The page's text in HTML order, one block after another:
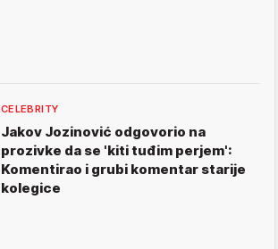
CELEBRITY
Jakov Jozinović odgovorio na
prozivke da se 'kiti tuđim perjem':
Komentirao i grubi komentar starije
kolegice